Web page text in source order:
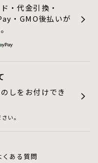
・代金引換・
・GMO後払いが
しをお付けでき
い。
くある質問